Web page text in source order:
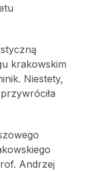
krakowskim
Niestety,
Andrzej